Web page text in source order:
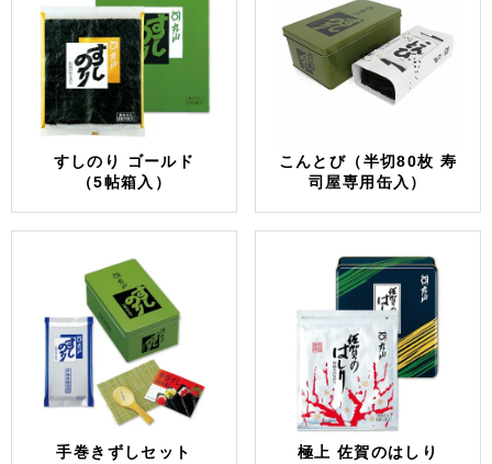
すしのり ゴールド
（5帖箱入）
こんとび（半切80枚 寿
司屋専用缶入）
手巻きずしセット
極上 佐賀のはしり